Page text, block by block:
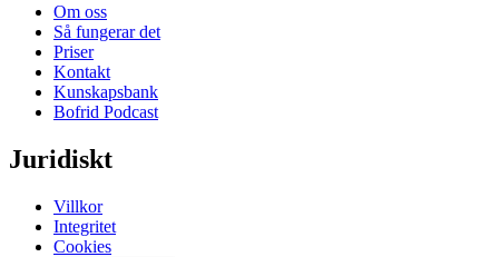
Om oss
Så fungerar det
Priser
Kontakt
Kunskapsbank
Bofrid Podcast
Juridiskt
Villkor
Integritet
Cookies